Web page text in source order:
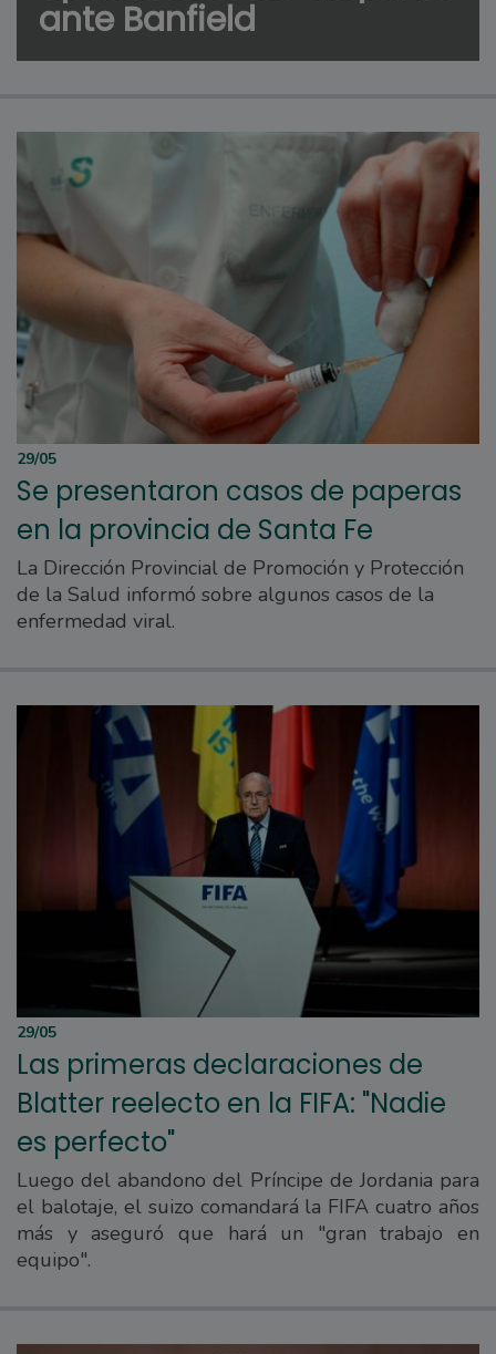
ante Banfield
29/05
Se presentaron casos de paperas
en la provincia de Santa Fe
La Dirección Provincial de Promoción y Protección
de la Salud informó sobre algunos casos de la
enfermedad viral.
29/05
Las primeras declaraciones de
Blatter reelecto en la FIFA: "Nadie
es perfecto"
Luego del abandono del Príncipe de Jordania para
el balotaje, el suizo comandará la FIFA cuatro años
más y aseguró que hará un "gran trabajo en
equipo".